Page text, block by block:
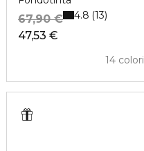
47,53 €
67,90 €
14 colori
4.8 13